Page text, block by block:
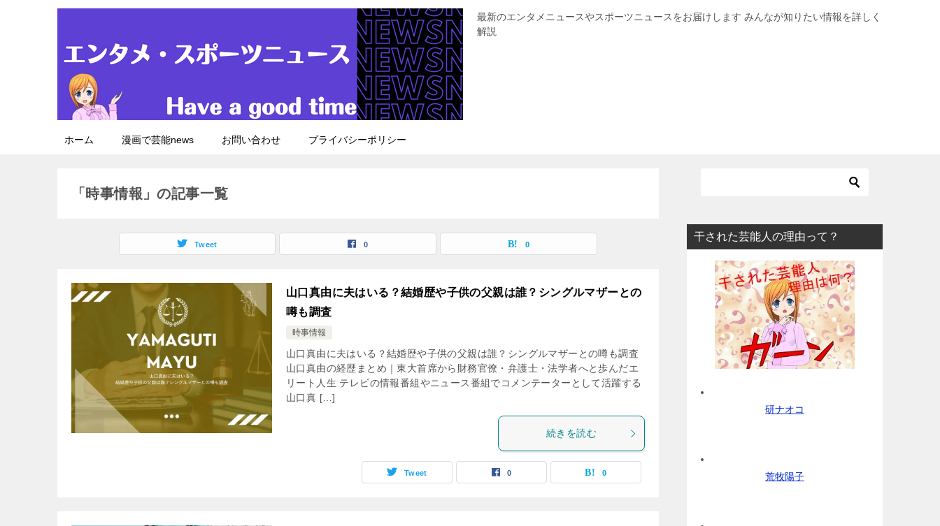
最新のエンタメニュースやスポーツニュースをお届けします みんなが知りたい情報を詳しく
解説
ホーム 漫画で芸能news お問い合わせ プライバシーポリシー
「時事情報」の記事一覧
Tweet 0 0
山口真由に夫はいる？結婚歴や子供の父親は誰？シングルマザーとの
噂も調査
時事情報
山口真由に夫はいる？結婚歴や子供の父親は誰？シングルマザーとの噂も調査
山口真由の経歴まとめ｜東大首席から財務官僚・弁護士・法学者へと歩んだエ
リート人生 テレビの情報番組やニュース番組でコメンテーターとして活躍する
山口真 […]
続きを読む
Tweet 0 0
干された芸能人の理由って？
研ナオコ
荒牧陽子